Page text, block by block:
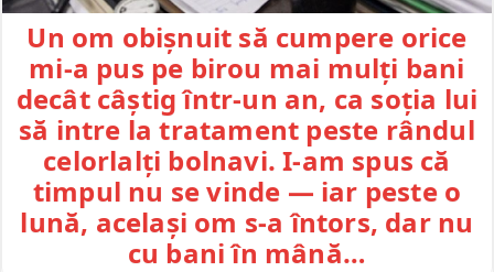
Un om obișnuit să cumpere orice
mi-a pus pe birou mai mulți bani
decât câștig într-un an, ca soția lui
să intre la tratament peste rândul
celorlalți bolnavi. I-am spus că
timpul nu se vinde — iar peste o
lună, același om s-a întors, dar nu
cu bani în mână…